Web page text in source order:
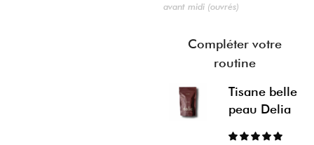
4 fois sans frais
Compléter votre
routine
Tisane belle
peau Delia